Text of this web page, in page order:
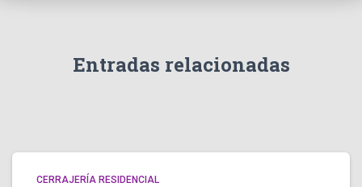
Entradas relacionadas
CERRAJERÍA RESIDENCIAL